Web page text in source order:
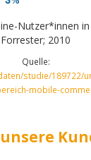
Nutzer*innen
Forrester; 2010
Quelle:
studie/189722/
mobile-
unsere